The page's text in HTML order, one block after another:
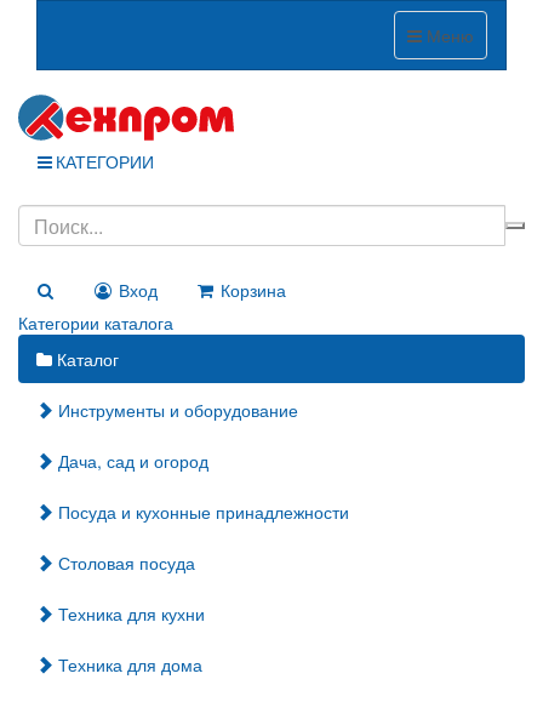
Меню
КАТЕГОРИИ
Вход
Корзина
Категории каталога
Каталог
Инструменты и оборудование
Дача, сад и огород
Посуда и кухонные принадлежности
Столовая посуда
Техника для кухни
Техника для дома